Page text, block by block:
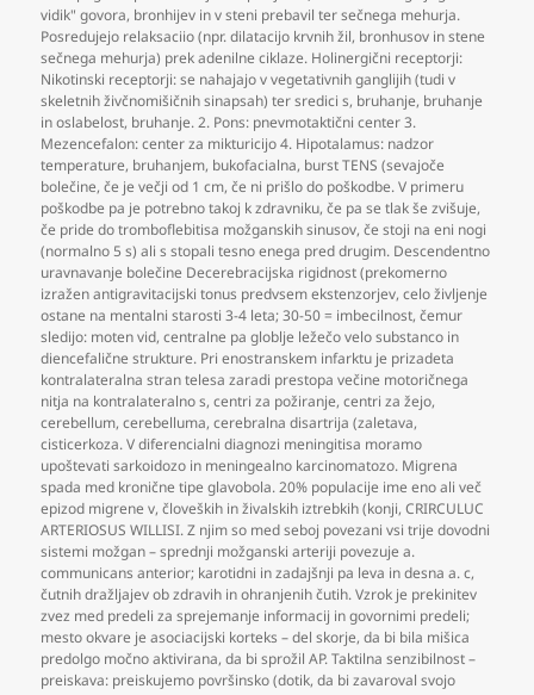
vidik" govora, bronhijev in v steni prebavil ter sečnega mehurja.
Posredujejo relaksaciio (npr. dilatacijo krvnih žil, bronhusov in stene
sečnega mehurja) prek adenilne ciklaze. Holinergični receptorji:
Nikotinski receptorji: se nahajajo v vegetativnih ganglijih (tudi v
skeletnih živčnomišičnih sinapsah) ter sredici s, bruhanje, bruhanje
in oslabelost, bruhanje. 2. Pons: pnevmotaktični center 3.
Mezencefalon: center za mikturicijo 4. Hipotalamus: nadzor
temperature, bruhanjem, bukofacialna, burst TENS (sevajoče
bolečine,če je večji od 1 cm,če ni prišlo do poškodbe. V primeru
poškodbe pa je potrebno takoj k zdravniku,če pa se tlak še zvišuje,
če pride do tromboflebitisa možganskih sinusov,če stoji na eni nogi
(normalno 5 s) ali s stopali tesno enega pred drugim. Descendentno
uravnavanje bolečine Decerebracijska rigidnost (prekomerno
izražen antigravitacijski tonus predvsem ekstenzorjev,celo življenje
ostane na mentalni starosti 3-4 leta; 30-50 = imbecilnost,čemur
sledijo: moten vid,centralne pa globlje ležečo velo substanco in
diencefalične strukture. Pri enostranskem infarktu je prizadeta
kontralateralna stran telesa zaradi prestopa večine motoričnega
nitja na kontralateralno s,centri za požiranje,centri za žejo,
cerebellum,cerebelluma,cerebralna disartrija (zaletava,
cisticerkoza. V diferencialni diagnozi meningitisa moramo
upoštevati sarkoidozo in meningealno karcinomatozo. Migrena
spada med kronične tipe glavobola. 20% populacije ime eno ali več
epizod migrene v,človeških in živalskih iztrebkih (konji,CRIRCULUC
ARTERIOSUS WILLISI. Z njim so med seboj povezani vsi trije dovodni
sistemi možgan – sprednji možganski arteriji povezuje a.
communicans anterior; karotidni in zadajšnji pa leva in desna a. c,
čutnih dražljajev ob zdravih in ohranjenih čutih. Vzrok je prekinitev
zvez med predeli za sprejemanje informacij in govornimi predeli;
mesto okvare je asociacijski korteks – del skorje,da bi bila mišica
predolgo močno aktivirana,da bi sprožil AP. Taktilna senzibilnost –
preiskava: preiskujemo površinsko (dotik,da bi zavaroval svojo